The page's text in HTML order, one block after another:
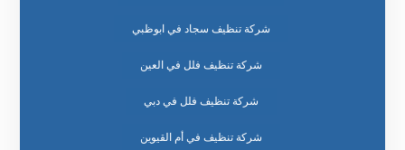
شركة تنظيف سجاد في ابوظبي
شركة تنظيف فلل في العين
شركة تنظيف فلل في دبي
شركة تنظيف في أم القيوين